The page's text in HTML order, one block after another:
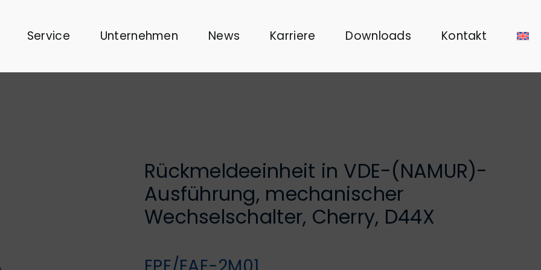
Service Unternehmen News Karriere Downloads Kontakt
Rückmeldeeinheit in VDE-(NAMUR)-
Ausführung, mechanischer
Wechselschalter, Cherry, D44X